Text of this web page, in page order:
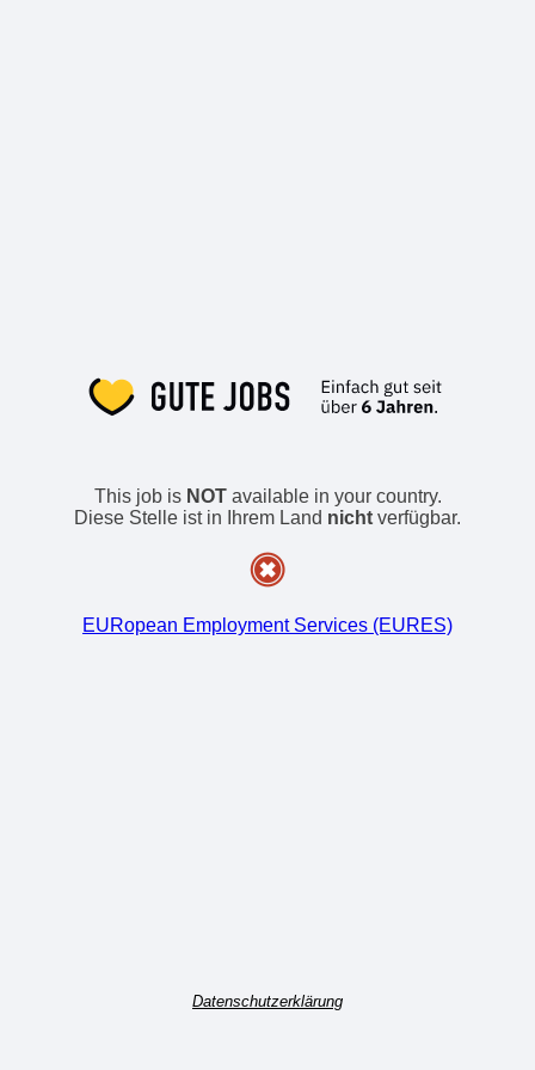
This job is NOTavailable in your country.
Diese Stelle ist in Ihrem Land nicht verfügbar.
EURopean Employment Services (EURES)
Datenschutzerklärung